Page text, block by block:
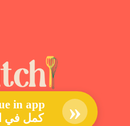
in app
كمل في
»